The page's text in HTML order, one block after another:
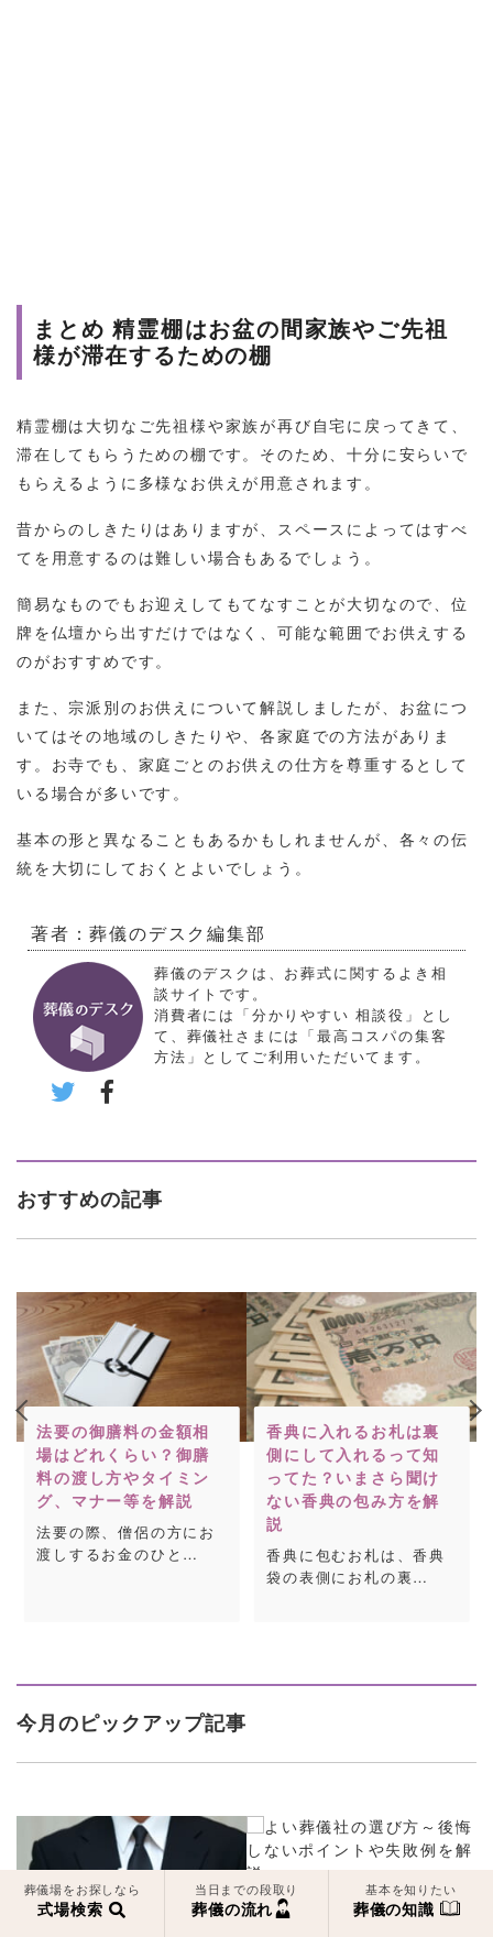
まとめ 精霊棚はお盆の間家族やご先祖
様が滞在するための棚
精霊棚は大切なご先祖様や家族が再び自宅に戻ってきて、
滞在してもらうための棚です。そのため、十分に安らいで
もらえるように多様なお供えが用意されます。
昔からのしきたりはありますが、スペースによってはすべ
てを用意するのは難しい場合もあるでしょう。
簡易なものでもお迎えしてもてなすことが大切なので、位
牌を仏壇から出すだけではなく、可能な範囲でお供えする
のがおすすめです。
また、宗派別のお供えについて解説しましたが、お盆につ
いてはその地域のしきたりや、各家庭での方法がありま
す。お寺でも、家庭ごとのお供えの仕方を尊重するとして
いる場合が多いです。
基本の形と異なることもあるかもしれませんが、各々の伝
統を大切にしておくとよいでしょう。
著者：葬儀のデスク編集部
葬儀のデスクは、お葬式に関するよき相
談サイトです。
消費者には「分かりやすい 相談役」とし
て、葬儀社さまには「最高コスパの集客
方法」としてご利用いただいてます。
おすすめの記事
法要の御膳料の金額相
場はどれくらい？御膳
料の渡し方やタイミン
グ、マナー等を解説
法要の際、僧侶の方にお
渡しするお金のひと…
香典に入れるお札は裏
側にして入れるって知
ってた？いまさら聞け
ない香典の包み方を解
説
香典に包むお札は、香典
袋の表側にお札の裏…
今月のピックアップ記事
葬儀場をお探しなら
式場検索
当日までの段取り
葬儀の流れ
基本を知りたい
葬儀の知識